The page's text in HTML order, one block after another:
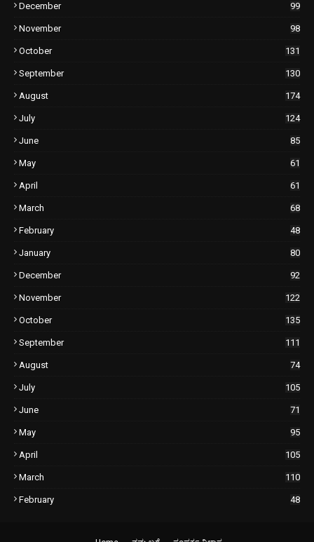
December 99
November 98
October 131
September 130
August 174
July 124
June 85
May 61
April 61
March 68
February 48
January 80
December 92
November 122
October 135
September 111
August 74
July 105
June 71
May 95
April 105
March 110
February 48